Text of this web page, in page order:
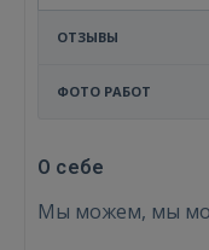
ОТЗЫВЫ
ФОТО РАБОТ
О себе
Мы можем, мы